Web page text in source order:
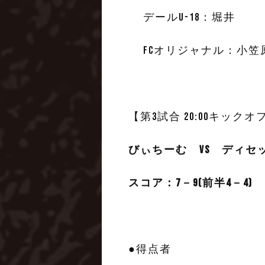
デールU-18：堀井
FCオリジャナル：小笠
【第3試合 20:00キックオ
びぃちーむ vs ディセ
スコア：7－9(前半4－4)
●得点者